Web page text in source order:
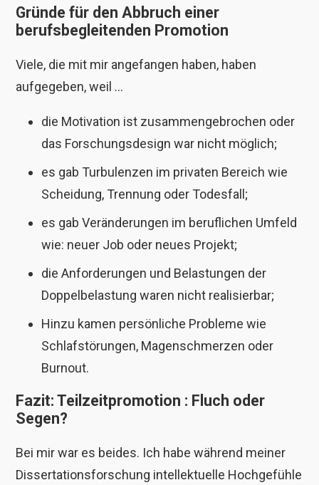
Gründe für den Abbruch einer
berufsbegleitenden Promotion
Viele, die mit mir angefangen haben, haben
aufgegeben, weil …
die Motivation ist zusammengebrochen oder
das Forschungsdesign war nicht möglich;
es gab Turbulenzen im privaten Bereich wie
Scheidung, Trennung oder Todesfall;
es gab Veränderungen im beruflichen Umfeld
wie: neuer Job oder neues Projekt;
die Anforderungen und Belastungen der
Doppelbelastung waren nicht realisierbar;
Hinzu kamen persönliche Probleme wie
Schlafstörungen, Magenschmerzen oder
Burnout.
Fazit: Teilzeitpromotion : Fluch oder
Segen?
Bei mir war es beides. Ich habe während meiner
Dissertationsforschung intellektuelle Hochgefühle